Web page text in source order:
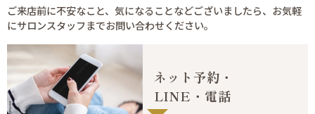
ご来店前に不安なこと、気になることなどございましたら、 お気軽
にサロンスタッフまでお問い合わせください。
ネット予約・
LINE・電話